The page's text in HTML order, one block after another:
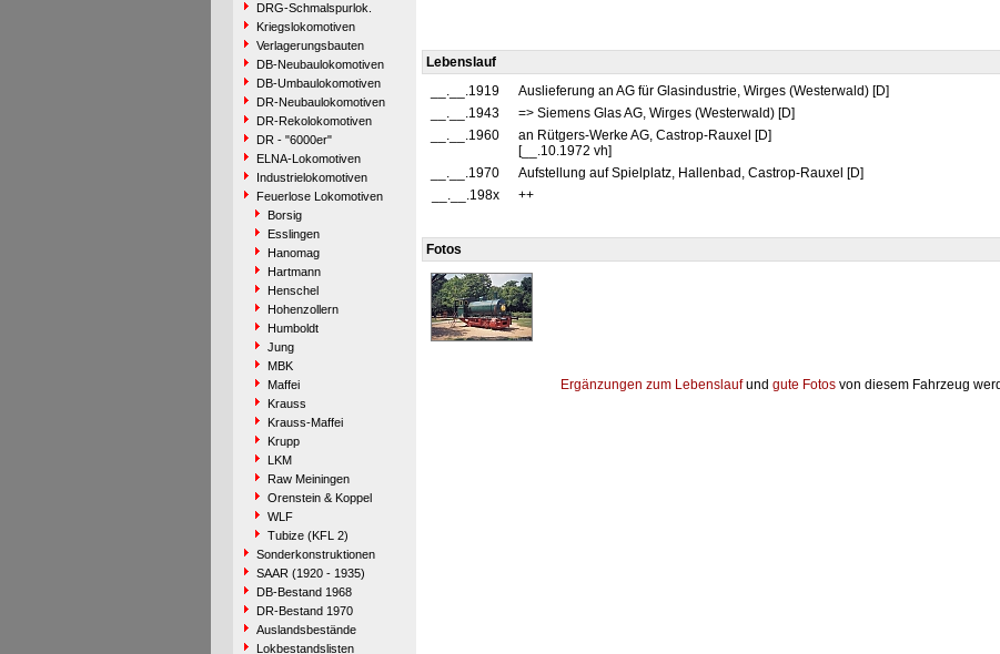
DRG-Schmalspurlok.
Kriegslokomotiven
Verlagerungsbauten
DB-Neubaulokomotiven
DB-Umbaulokomotiven
DR-Neubaulokomotiven
DR-Rekolokomotiven
DR - "6000er"
ELNA-Lokomotiven
Industrielokomotiven
Feuerlose Lokomotiven
Borsig
Esslingen
Hanomag
Hartmann
Henschel
Hohenzollern
Humboldt
Jung
MBK
Maffei
Krauss
Krauss-Maffei
Krupp
LKM
Raw Meiningen
Orenstein & Koppel
WLF
Tubize (KFL 2)
Sonderkonstruktionen
SAAR (1920 - 1935)
DB-Bestand 1968
DR-Bestand 1970
Auslandsbestände
Lokbestandslisten
Lebenslauf
__.__.1919
Auslieferung an AG für Glasindustrie, Wirges (Westerwald) [D]
__.__.1943
=> Siemens Glas AG, Wirges (Westerwald) [D]
__.__.1960
an Rütgers-Werke AG, Castrop-Rauxel [D]
[__.10.1972 vh]
__.__.1970
Aufstellung auf Spielplatz, Hallenbad, Castrop-Rauxel [D]
__.__.198x
++
Fotos
Ergänzungen zum Lebenslaufund gute Fotos von diesem Fahrzeug